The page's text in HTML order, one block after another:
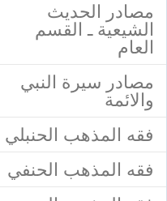
مصادر الحديث
الشيعية ـ القسم
العام
مصادر سيرة النبي
والائمة
فقه المذهب الحنبلي
فقه المذهب الحنفي